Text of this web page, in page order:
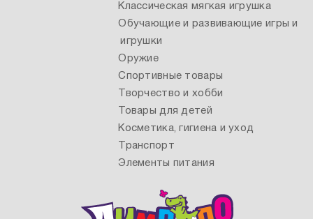
Классическая мягкая игрушка
Обучающие и развивающие игры и
игрушки
Оружие
Спортивные товары
Творчество и хобби
Товары для детей
Косметика, гигиена и уход
Транспорт
Элементы питания